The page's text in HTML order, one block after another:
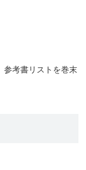
考書リストを巻末